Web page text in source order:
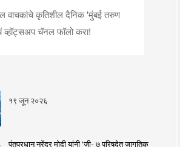
वाचकांचे कृतिशील दैनिक 'मुंबई तरुण
व्हॉट्सअप चॅनल फॉलो करा!
१९ जून २०२६
पंतप्रधान नरेंद्र मोदी यांनी 'जी- ७ परिषदेत जागतिक